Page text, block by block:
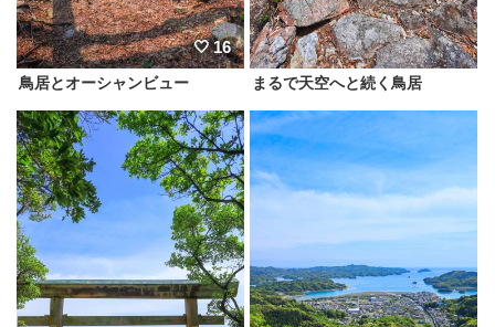
16
鳥居とオーシャンビュー まるで天空へと続く鳥居